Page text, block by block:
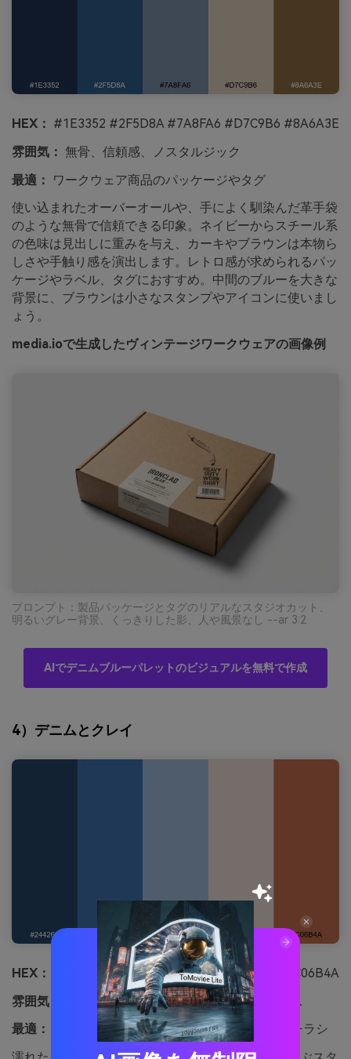
HEX： #1E3352 #2F5D8A #7A8FA6 #D7C9B6 #8A6A3E
雰囲気： 無骨、信頼感、ノスタルジック
最適：
ワークウェア商品のパッケージやタグ
使い込まれたオーバーオールや、手によく馴染んだ革手袋
のような無骨で信頼できる印象。ネイビーからスチール系
の色味は見出しに重みを与え、カーキやブラウンは本物ら
しさや手触り感を演出します。レトロ感が求められるパッ
ケージやラベル、タグにおすすめ。中間のブルーを大きな
背景に、ブラウンは小さなスタンプやアイコンに使いまし
ょう。
media.ioで生成したヴィンテージワークウェアの画像例
プロンプト：製品パッケージとタグのリアルなスタジオカット、
明るいグレー背景、くっきりした影、人や風景なし --ar 3:2
AIでデニムブルーパレットのビジュアルを無料で作成
4）デニムとクレイ
HEX：
#244266 #3C6FA8 #9BB7D4 #E7D9CF #C06B4A
雰囲気：
アース感、創造的、暖色と寒色のバランス
最適：
陶芸スタジオのサイトやワークショップのチラシ